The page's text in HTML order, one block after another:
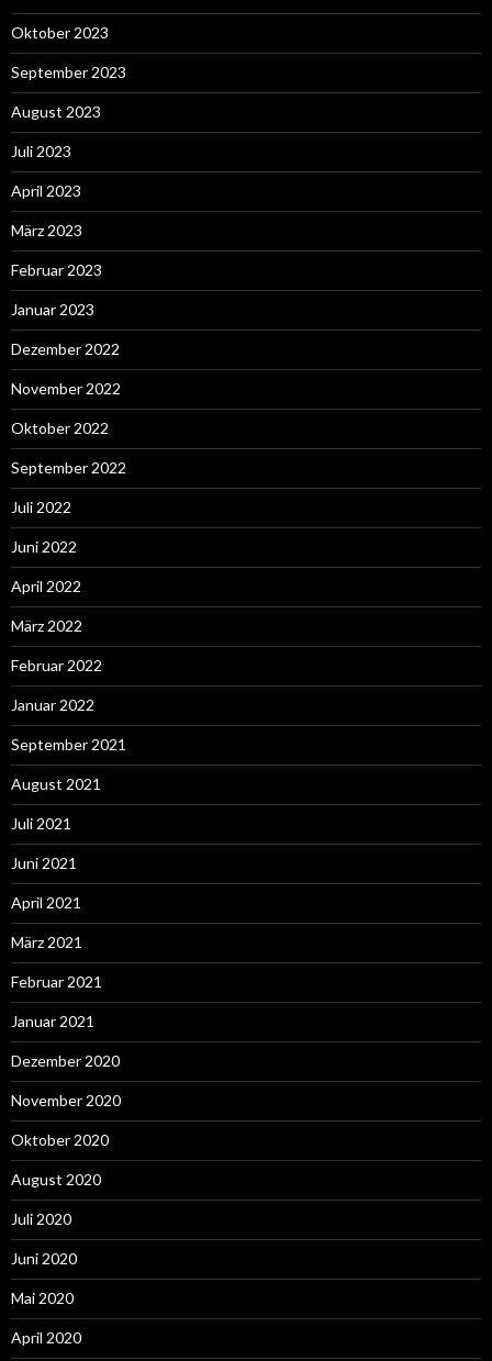
Oktober 2023
September 2023
August 2023
Juli 2023
April 2023
März 2023
Februar 2023
Januar 2023
Dezember 2022
November 2022
Oktober 2022
September 2022
Juli 2022
Juni 2022
April 2022
März 2022
Februar 2022
Januar 2022
September 2021
August 2021
Juli 2021
Juni 2021
April 2021
März 2021
Februar 2021
Januar 2021
Dezember 2020
November 2020
Oktober 2020
August 2020
Juli 2020
Juni 2020
Mai 2020
April 2020